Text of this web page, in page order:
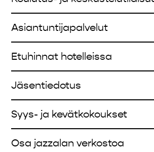
Asiantuntijapalvelut
Etuhinnat hotelleissa
Jäsentiedotus
Syys- ja kevätkokoukset
Osa jazzalan verkostoa